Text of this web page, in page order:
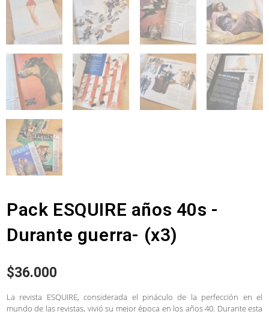
Pack ESQUIRE años 40s -
Durante guerra- (x3)
$36.000
La revista ESQUIRE, considerada el pináculo de la perfección en el
mundo de las revistas, vivió su mejor época en los años 40. Durante esta